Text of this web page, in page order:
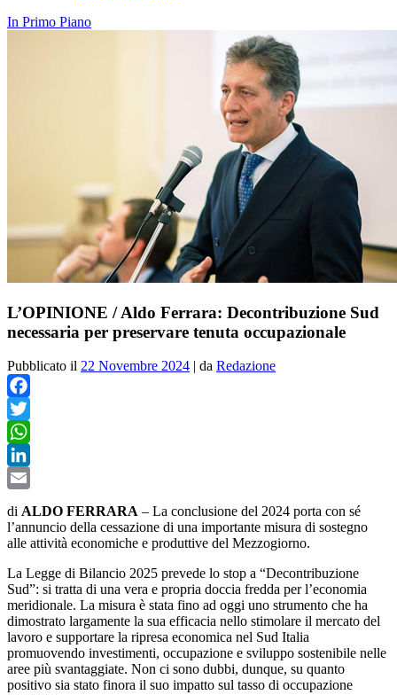
In Primo Piano
L’OPINIONE / Aldo Ferrara: Decontribuzione Sud
necessaria per preservare tenuta occupazionale
Pubblicato il 22 Novembre 2024 | da Redazione
Facebook
Twitter
WhatsApp
LinkedIn
di ALDO FERRARA – La conclusione del 2024 porta con sé
l’annuncio della cessazione di una importante misura di sostegno
alle attività economiche e produttive del Mezzogiorno.
La Legge di Bilancio 2025 prevede lo stop a “Decontribuzione
Sud”: si tratta di una vera e propria doccia fredda per l’economia
meridionale. La misura è stata fino ad oggi uno strumento che ha
dimostrato largamente la sua efficacia nello stimolare il mercato del
lavoro e supportare la ripresa economica nel Sud Italia
promuovendo investimenti, occupazione e sviluppo sostenibile nelle
aree più svantaggiate. Non ci sono dubbi, dunque, su quanto
positivo sia stato finora il suo impatto sul tasso di occupazione